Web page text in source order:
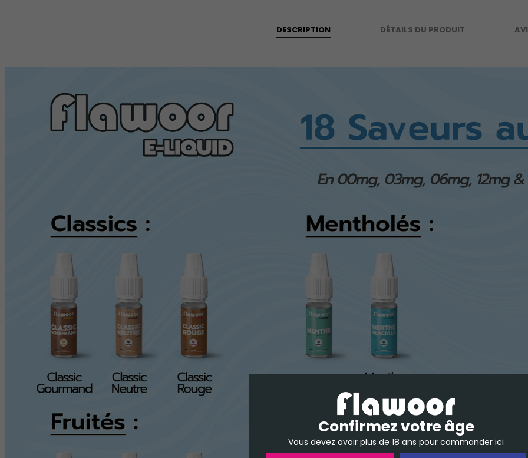
Confirmez votre âge
Vous devez avoir plus de 18 ans pour commander ici
DESCRIPTION DÉTAILS DU PRODUIT